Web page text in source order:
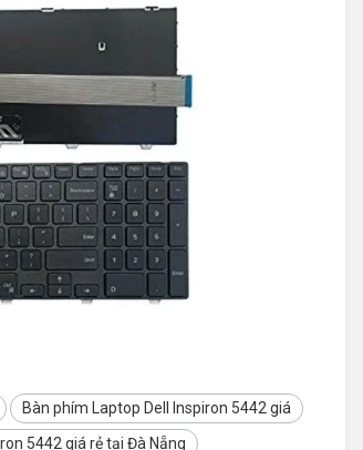
Bàn phím Laptop Dell Inspiron 5442 giá
5442 giá rẻ tại Đà Nẵng